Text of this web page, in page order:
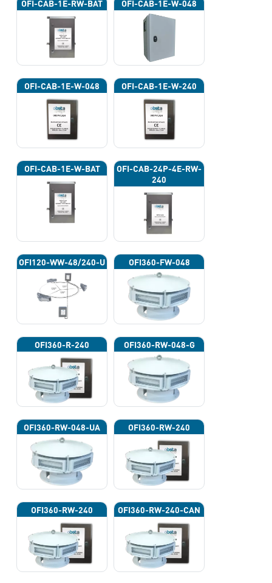
OFI-CAB-1E-RW-BAT OFI-CAB-1E-W-048
OFI-CAB-1E-W-048 OFI-CAB-1E-W-240
OFI-CAB-1E-W-BAT
OFI-CAB-24P-4E-RW-
240
OFI120-WW-48/240-U OFI360-FW-048
OFI360-R-240 OFI360-RW-048-G
OFI360-RW-048-UA OFI360-RW-240
OFI360-RW-240 OFI360-RW-240-CAN